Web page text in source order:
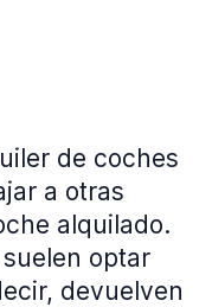
de coches
a otras
alquilado.
optar
devuelven